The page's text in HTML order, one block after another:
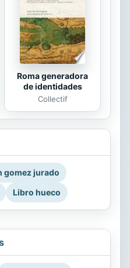
Roma generadora
de identidades
Collectif
gomez jurado
Libro hueco